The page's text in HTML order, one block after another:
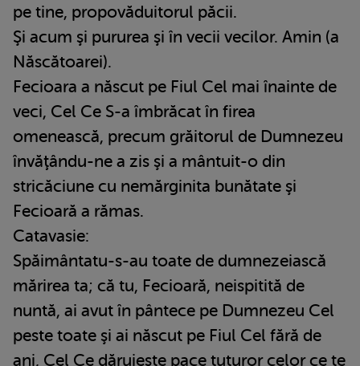
pe tine, propovăduitorul păcii.
Şi acum şi pururea şi în vecii vecilor. Amin (a
Născătoarei).
Fecioara a născut pe Fiul Cel mai înainte de
veci, Cel Ce S-a îmbrăcat în firea
omenească, precum grăitorul de Dumnezeu
învăţându-ne a zis şi a mântuit-o din
stricăciune cu nemărginita bunătate şi
Fecioară a rămas.
Catavasie:
Spăimântatu-s-au toate de dumnezeiască
mărirea ta; că tu, Fecioară, neispitită de
nuntă, ai avut în pântece pe Dumnezeu Cel
peste toate şi ai născut pe Fiul Cel fără de
ani, Cel Ce dăruieşte pace tuturor celor ce te